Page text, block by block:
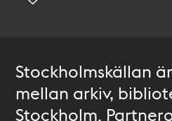
Stockholmskällan
mellan arkiv,
Stockholm.